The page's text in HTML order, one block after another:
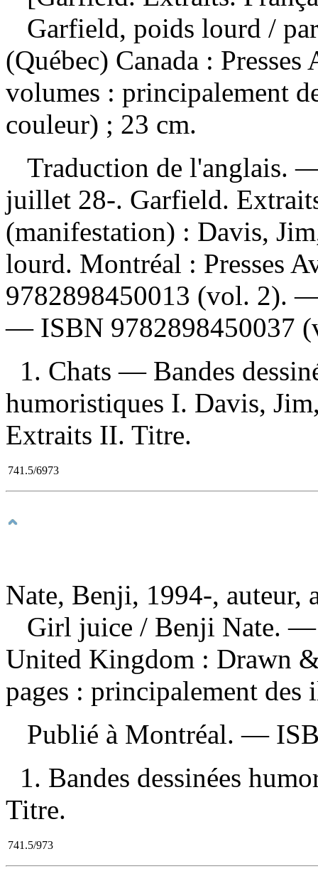
Garfield, poids lourd /
(Québec) Canada :
volumes : principalement
couleur) ; 23 cm.
Traduction de l'anglais.
juillet 28-. Garfield.
(manifestation) : Davis,
lourd. Montréal : Presses
9782898450013 (vol. 2).
— ISBN 9782898450037
1. Chats — Bandes
humoristiques I. Davis,
Extraits II. Titre.
741.5/6973
Nate, Benji, 1994-, auteur,
Girl juice / Benji Nate.
United Kingdom : Drawn
pages : principalement
Publié à Montréal. —
1. Bandes dessinées
Titre.
741.5/973